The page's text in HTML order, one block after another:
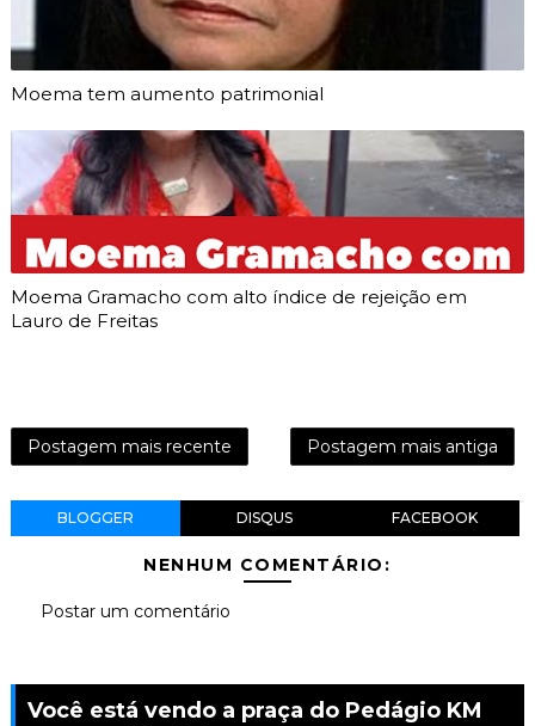
Moema tem aumento patrimonial
Moema Gramacho com alto índice de rejeição em
Lauro de Freitas
Postagem mais recente Postagem mais antiga
BLOGGER DISQUS FACEBOOK
NENHUM COMENTÁRIO:
Postar um comentário
Você está vendo a praça do Pedágio KM